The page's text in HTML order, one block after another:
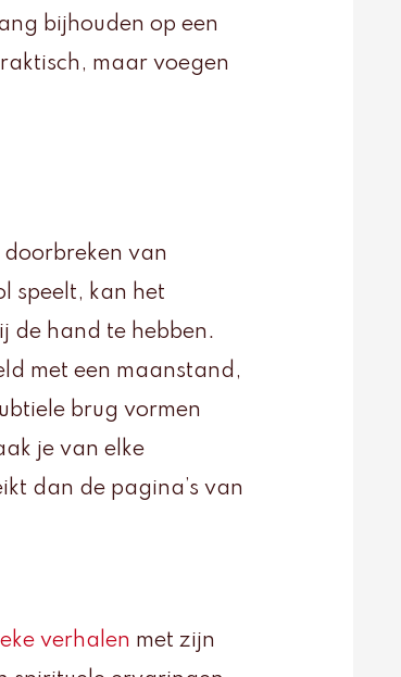
bijhouden op een
maar voegen
van
speelt, kan het
de hand te hebben.
met een maanstand,
brug vormen
je van elke
dan de pagina’s van
verhalen met zijn